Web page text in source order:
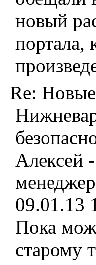
новый
портала,
Re:
Алексей -
09.01.13
Пока
старому